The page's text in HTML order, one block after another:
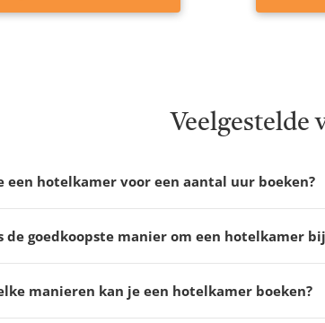
Veelgestelde
een hotelkamer voor een aantal uur boeken?
de goedkoopste manier om een hotelkamer
manieren kan je een hotelkamer boeken?